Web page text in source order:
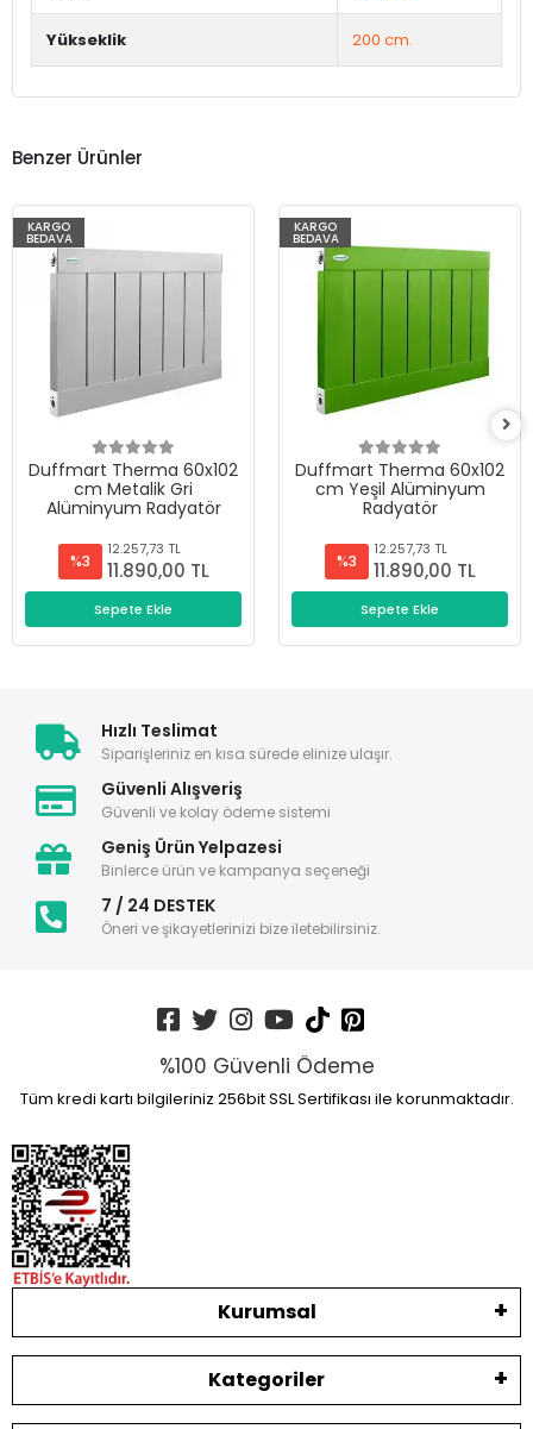
Yükseklik 200 cm.
Benzer Ürünler
KARGO
BEDAVA
Duffmart Therma 60x102
cm Metalik Gri
Alüminyum Radyatör
%3
12.257,73 TL
11.890,00 TL
Sepete Ekle
KARGO
BEDAVA
Duffmart Therma 60x102
cm Yeşil Alüminyum
Radyatör
%3
12.257,73 TL
11.890,00 TL
Sepete Ekle
Hızlı Teslimat
Siparişleriniz en kısa sürede elinize ulaşır.
Güvenli Alışveriş
Güvenli ve kolay ödeme sistemi
Geniş Ürün Yelpazesi
Binlerce ürün ve kampanya seçeneği
7 / 24 DESTEK
Öneri ve şikayetlerinizi bize iletebilirsiniz.
%100 Güvenli Ödeme
Tüm kredi kartı bilgileriniz 256bit SSL Sertifikası ile korunmaktadır.
Kurumsal
Kategoriler